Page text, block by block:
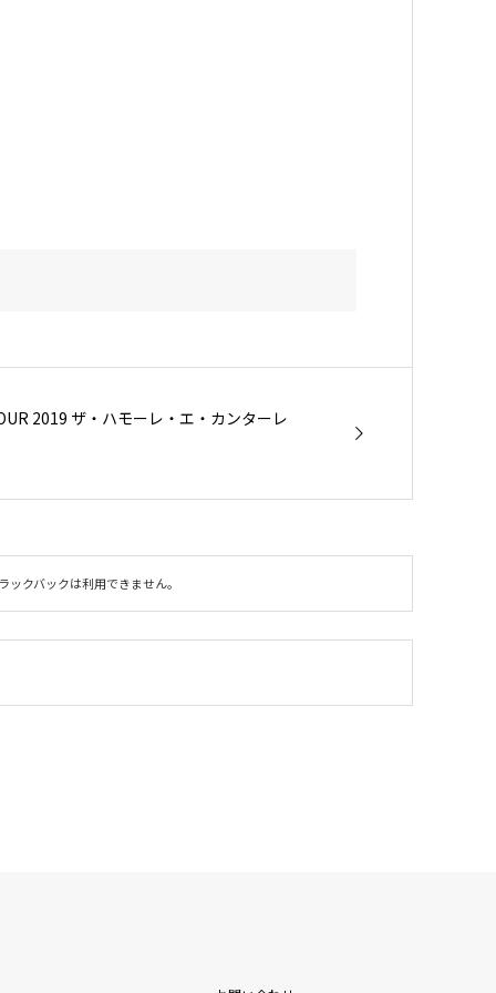
2019 ザ・ハモーレ・エ・カンターレ
ックバックは利用できません。